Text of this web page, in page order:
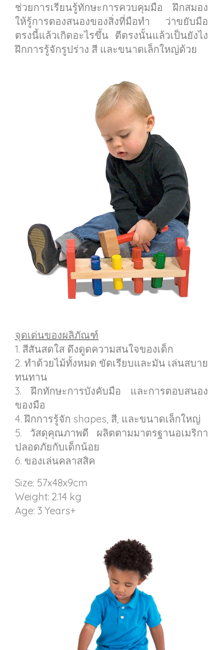
ช่วยการเรียนรู้ทักษะการควบคุมมือ ฝึกสมอง
ให้รู้การตองสนองของสิ่งที่มือทำ ว่าขยับมือ
ตรงนี้แล้วเกิดอะไรขึ้น ตีตรงนั้นแล้วเป็นยังไง
ฝึกการรู้จักรูปร่าง สี และขนาดเล็กใหญ่ด้วย
จุดเด่นของผลิภัณฑ์
1. สีสันสดใส ดึงดูดความสนใจของเด็ก
2. ทำด้วยไม้ทั้งหมด ขัดเรียบและมัน เล่นสบาย
ทนทาน
3. ฝึกทักษะการบังคับมือ และการตอบสนอง
ของมือ
4. ฝึกการรู้จัก shapes, สี, และขนาดเล็กใหญ่
5. วัสดุคุณภาพดี ผลิตตามมาตรฐานอเมริกา
ปลอดภัยกับเด็กน้อย
6. ของเล่นคลาสสิค
Size: 57x48x9cm
Weight: 2.14 kg
Age: 3 Years+